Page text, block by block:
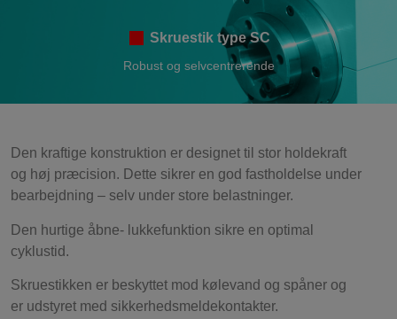
Skruestik type SC
Robust og selvcentrerende
Den kraftige konstruktion er designet til stor holdekraft
og høj præcision. Dette sikrer en god fastholdelse under
bearbejdning – selv under store belastninger.
Den hurtige åbne- lukkefunktion sikre en optimal
cyklustid.
Skruestikken er beskyttet mod kølevand og spåner og
er udstyret med sikkerhedsmeldekontakter.